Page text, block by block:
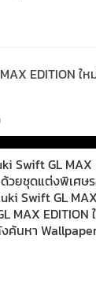
EDITION ใ
Swift GL MAX
วยชุดแต่งพิเศษ
Swift GL
MAX
ค้นหา